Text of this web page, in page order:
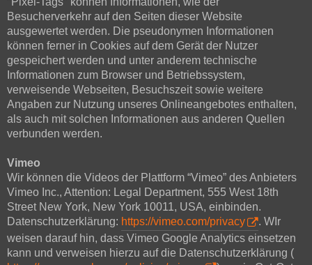
Besucherverkehr auf den Seiten dieser Website
ausgewertet werden. Die pseudonymen Informationen
können ferner in Cookies auf dem Gerät der Nutzer
gespeichert werden und unter anderem technische
Informationen zum Browser und Betriebssystem,
verweisende Webseiten, Besuchszeit sowie weitere
Angaben zur Nutzung unseres Onlineangebotes enthalten,
als auch mit solchen Informationen aus anderen Quellen
verbunden werden.
Vimeo
Wir können die Videos der Plattform “Vimeo” des Anbieters
Vimeo Inc., Attention: Legal Department, 555 West 18th
Street New York, New York 10011, USA, einbinden.
Datenschutzerklärung: https://vimeo.com/privacy
. WIr
weisen darauf hin, dass Vimeo Google Analytics einsetzen
kann und verweisen hierzu auf die Datenschutzerklärung (